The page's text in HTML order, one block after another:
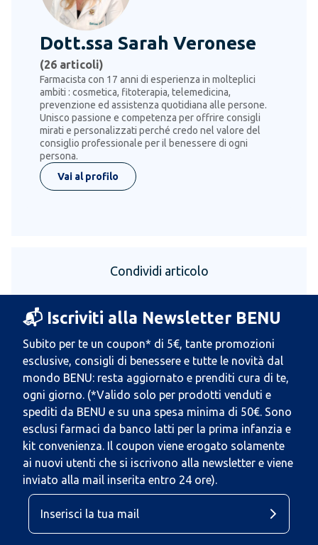
Dott.ssa Sarah Veronese
(26 articoli)
Farmacista con 17 anni di esperienza in molteplici
ambiti : cosmetica, fitoterapia, telemedicina,
prevenzione ed assistenza quotidiana alle persone.
Unisco passione e competenza per offrire consigli
mirati e personalizzati perché credo nel valore del
consiglio professionale per il benessere di ogni
persona.
Vai al profilo
Condividi articolo
📬 Iscriviti alla Newsletter BENU
Subito per te un coupon* di 5€, tante promozioni
esclusive, consigli di benessere e tutte le novità dal
mondo BENU: resta aggiornato e prenditi cura di te,
ogni giorno. (*Valido solo per prodotti venduti e
spediti da BENU e su una spesa minima di 50€. Sono
esclusi farmaci da banco latti per la prima infanzia e
kit convenienza. Il coupon viene erogato solamente
ai nuovi utenti che si iscrivono alla newsletter e viene
inviato alla mail inserita entro 24 ore).